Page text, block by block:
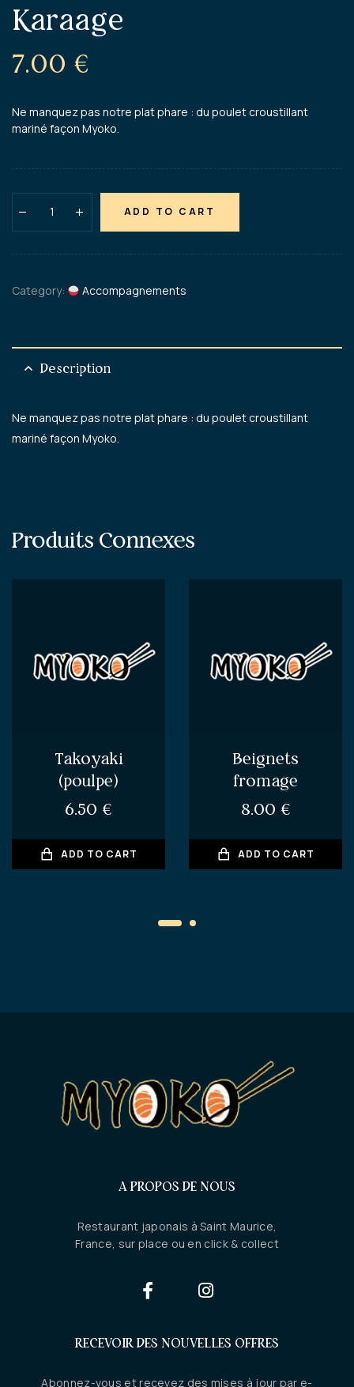
Karaage
7.00 €
Ne manquez pas notre plat phare : du poulet croustillant
mariné façon Myoko.
ADD TO CART
Category: Accompagnements
Description
Ne manquez pas notre plat phare : du poulet croustillant
mariné façon Myoko.
Produits Connexes
Takoyaki
(poulpe)
6.50 €
ADD TO CART
Beignets
fromage
8.00 €
ADD TO CART
A PROPOS DE NOUS
Restaurant japonais à Saint Maurice,
France, sur place ou en click & collect
RECEVOIR DES NOUVELLES OFFRES
Abonnez-vous et recevez des mises à jour par e-